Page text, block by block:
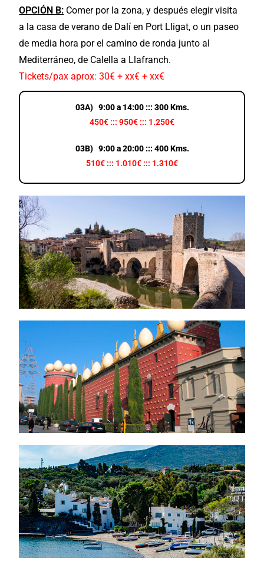
OPCIÓN B: Comer por la zona, y después elegir visita
a la casa de verano de Dalí en Port Lligat, o un paseo
de media hora por el camino de ronda junto al
Mediterráneo, de Calella a Llafranch.
Tickets/pax aprox: 30€ + xx€ + xx€
03A) 9:00 a 14:00 ::: 300 Kms.
450€ ::: 950€ ::: 1.250€
03B) 9:00 a 20:00 ::: 400 Kms.
510€ ::: 1.010€ ::: 1.310€